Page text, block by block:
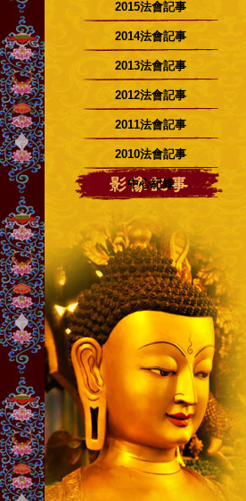
2015法會記事
2014法會記事
2013法會記事
2012法會記事
2011法會記事
2010法會記事
中心紀錄